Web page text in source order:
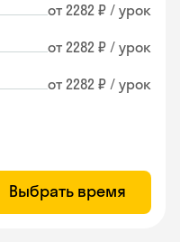
от 2282 ₽ / урок
от 2282 ₽ / урок
от 2282 ₽ / урок
Выбрать время